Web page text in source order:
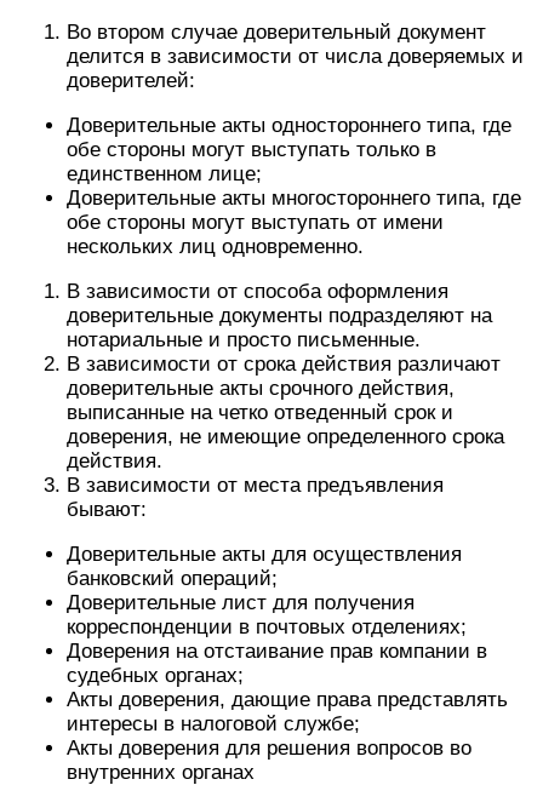
Во втором случае доверительный документ
делится в зависимости от числа доверяемых и
доверителей:
Доверительные акты одностороннего типа, где
обе стороны могут выступать только в
единственном лице;
Доверительные акты многостороннего типа, где
обе стороны могут выступать от имени
нескольких лиц одновременно.
В зависимости от способа оформления
доверительные документы подразделяют на
нотариальные и просто письменные.
В зависимости от срока действия различают
доверительные акты срочного действия,
выписанные на четко отведенный срок и
доверения, не имеющие определенного срока
действия.
В зависимости от места предъявления
бывают:
Доверительные акты для осуществления
банковский операций;
Доверительные лист для получения
корреспонденции в почтовых отделениях;
Доверения на отстаивание прав компании в
судебных органах;
Акты доверения, дающие права представлять
интересы в налоговой службе;
Акты доверения для решения вопросов во
внутренних органах